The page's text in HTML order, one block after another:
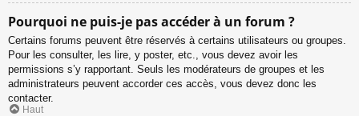
Pourquoi ne puis-je pas accéder à un forum ?
Certains forums peuvent être réservés à certains utilisateurs ou groupes.
Pour les consulter, les lire, y poster, etc., vous devez avoir les
permissions s’y rapportant. Seuls les modérateurs de groupes et les
administrateurs peuvent accorder ces accès, vous devez donc les
contacter.
Haut